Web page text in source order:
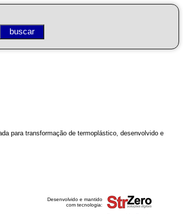
para transformação de termoplástico, desenvolvido e
Desenvolvido e mantido
com tecnologia: